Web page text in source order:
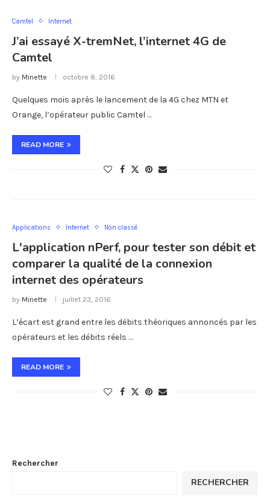
Camtel Internet
J’ai essayé X-tremNet, l’internet 4G de
Camtel
by Minette octobre 8, 2016
Quelques mois après le lancement de la 4G chez MTN et
Orange, l’opérateur public Camtel …
READ MORE
Applications Internet Non classé
L'application nPerf, pour tester son débit et
comparer la qualité de la connexion
internet des opérateurs
by Minette juillet 23, 2016
L’écart est grand entre les débits théoriques annoncés par les
opérateurs et les débits réels …
READ MORE
Rechercher
RECHERCHER